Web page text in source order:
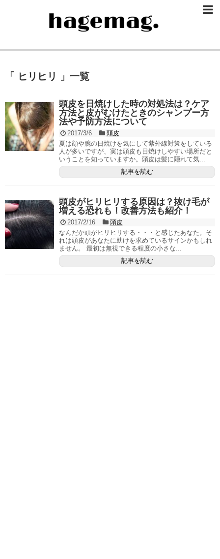
「 ヒリヒリ 」一覧
頭皮を日焼けした時の対処法は？ケア
方法と皮がむけたときのシャンプー方
法や予防方法について
2017/3/6
頭皮
夏は顔や腕の日焼けを気にして紫外線対策をしている
人が多いですが、実は頭皮も日焼けしやすい場所だと
いうことを知っていますか。頭皮は髪に隠れて気...
記事を読む
頭皮がヒリヒリする原因は？抜け毛が
増える恐れも！改善方法も紹介！
2017/2/16
頭皮
なんだか頭がヒリヒリする・・・と感じたあなた。そ
れは頭皮があなたに助けを求めているサインかもしれ
ません。 最初は無視できる程度の小さな...
記事を読む